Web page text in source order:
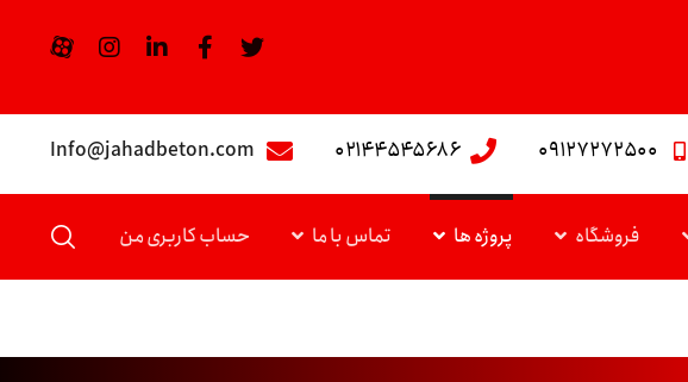
Info@jahadbeton.com ۰۲۱۴۴۵۴۵۶۸۶ ۰۹۱۲۷۲۷۲۵۰۰
فروشگاه پروژه ها تماس با ما حساب کاربری من